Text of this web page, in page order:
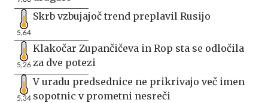
5,64
Skrb vzbujajoč trend preplavil Rusijo
5,26
Klakočar Zupančičeva in Rop sta se odločila
za dve potezi
5,34
V uradu predsednice ne prikrivajo več imen
sopotnic v prometni nesreči